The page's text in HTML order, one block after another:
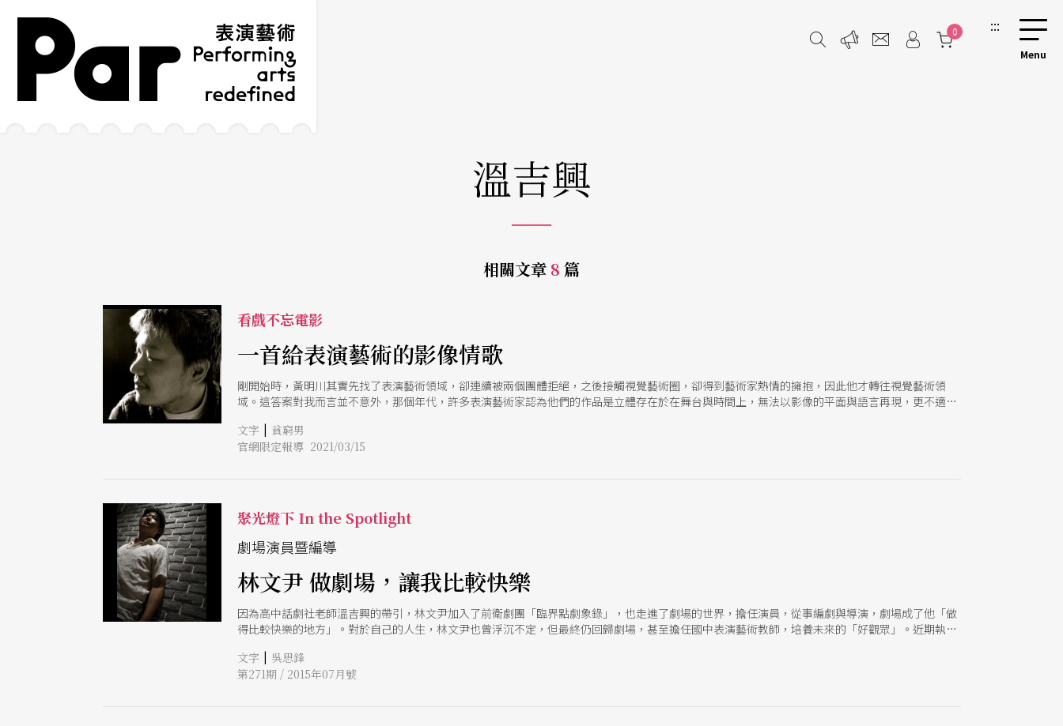
跳到主要內容區塊
網站導覽
0 :::
溫吉興
相關文章 8 篇
看戲不忘電影
一首給表演藝術的影像情歌
剛開始時，黃明川其實先找了表演藝術領域，卻連續被兩個團體拒絕，之後接觸視覺藝術圈，卻得到藝術家熱情的擁抱，因此他才轉往視覺藝術領
域。這答案對我而言並不意外，那個年代，許多表演藝術家認為他們的作品是立體存在於在舞台與時間上，無法以影像的平面與語言再現，更不適合
文字 | 貧窮男
官網限定報導 2021/03/15
聚光燈下 In the Spotlight
劇場演員暨編導
林文尹 做劇場，讓我比較快樂
因為高中話劇社老師溫吉興的帶引，林文尹加入了前衛劇團「臨界點劇象錄」，也走進了劇場的世界，擔任演員，從事編劇與導演，劇場成了他「做
得比較快樂的地方」。對於自己的人生，林文尹也曾浮沉不定，但最終仍回歸劇場，甚至擔任國中表演藝術教師，培養未來的「好觀眾」。近期執導
文字 | 吳思鋒
第271期 / 2015年07月號